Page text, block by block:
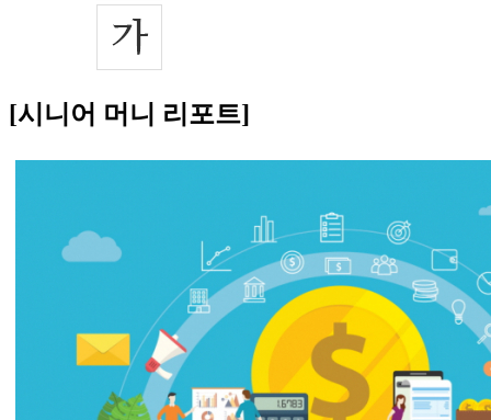
[시니어 머니 리포트]